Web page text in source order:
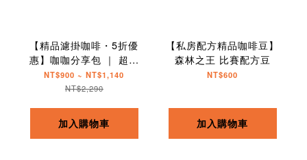
【精品濾掛咖啡・5折優
惠】咖咖分享包 ｜ 超值
組合
NT$900 ~ NT$1,140
NT$2,290
加入購物車
【私房配方精品咖啡豆】
森林之王 比賽配方豆
NT$600
加入購物車